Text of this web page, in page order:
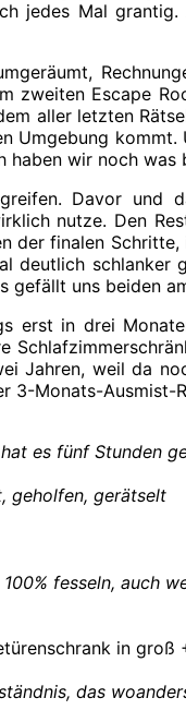
jedes Mal
Escape
aller letzten
Umgebung
wir noch
Davor und
nutze. Den
finalen
deutlich
gefällt uns beiden
erst in drei
Jahren, weil da
Monats-Ausmist-
es fünf Stunden
geholfen, gerätselt
fesseln, auch
in groß
das